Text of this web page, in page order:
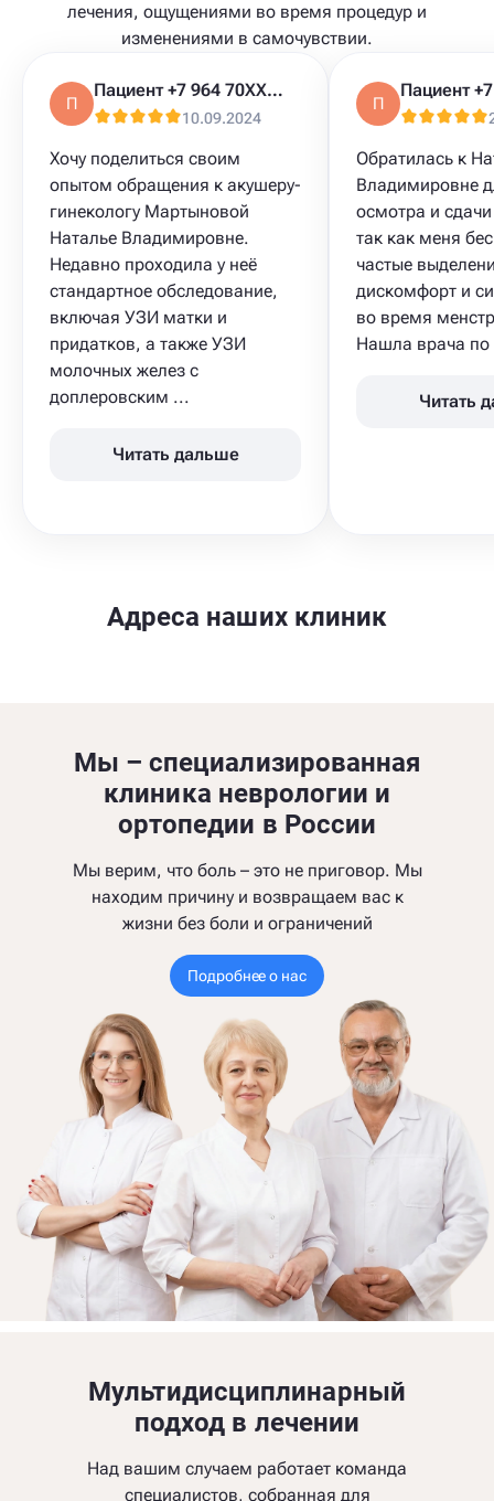
лечения, ощущениями во время процедур и
изменениями в самочувствии.
П
Пациент +7 964 70XXXXX
10.09.2024
Хочу поделиться своим
опытом обращения к акушеру-
гинекологу Мартыновой
Наталье Владимировне.
Недавно проходила у неё
стандартное обследование,
включая УЗИ матки и
придатков, а также УЗИ
молочных желез с
доплеровским ...
Читать дальше
П
Обратилась к
Владимировне
осмотра и
так как меня
частые
дискомфорт и
во время
Нашла врача
Читать
Адреса наших клиник
Мы – специализированная
клиника неврологии и
ортопедии в России
Мы верим, что боль – это не приговор. Мы
находим причину и возвращаем вас к
жизни без боли и ограничений
Подробнее о нас
Мультидисциплинарный
подход в лечении
Над вашим случаем работает команда
специалистов, собранная для